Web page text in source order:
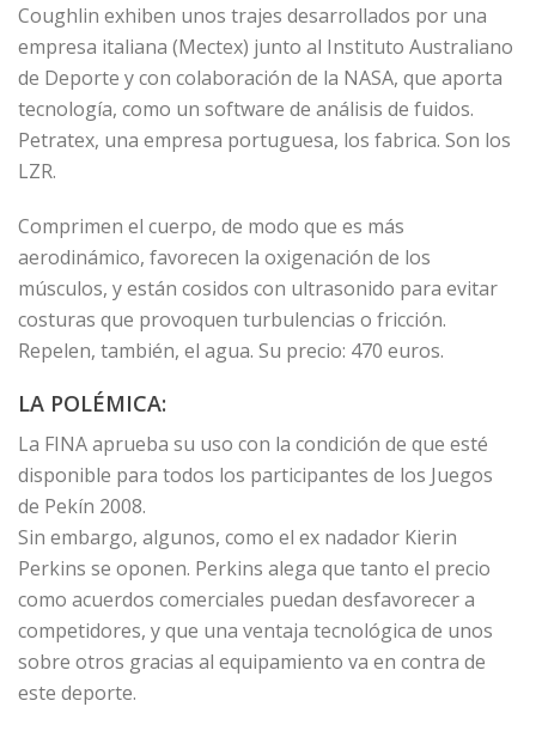
Coughlin exhiben unos trajes desarrollados por una
empresa italiana (Mectex) junto al Instituto Australiano
de Deporte y con colaboración de la NASA, que aporta
tecnología, como un software de análisis de fuidos.
Petratex, una empresa portuguesa, los fabrica. Son los
LZR.
Comprimen el cuerpo, de modo que es más
aerodinámico, favorecen la oxigenación de los
músculos, y están cosidos con ultrasonido para evitar
costuras que provoquen turbulencias o fricción.
Repelen, también, el agua. Su precio: 470 euros.
LA POLÉMICA:
La FINA aprueba su uso con la condición de que esté
disponible para todos los participantes de los Juegos
de Pekín 2008.
Sin embargo, algunos, como el ex nadador Kierin
Perkins se oponen. Perkins alega que tanto el precio
como acuerdos comerciales puedan desfavorecer a
competidores, y que una ventaja tecnológica de unos
sobre otros gracias al equipamiento va en contra de
este deporte.